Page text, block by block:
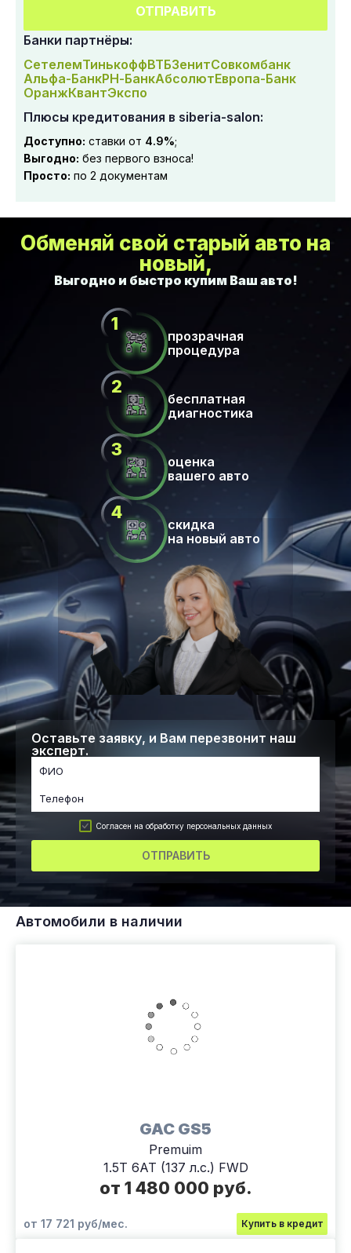
ОТПРАВИТЬ
Банки партнёры:
СетелемТинькоффВТБЗенитСовкомбанк
Альфа-БанкРН-БанкАбсолютЕвропа-Банк
ОранжКвантЭкспо
Плюсы кредитования в siberia-salon:
Доступно: ставки от 4.9%;
Выгодно: без первого взноса!
Просто: по 2 документам
Обменяй свой старый авто на
новый,
Оставьте заявку, и Вам перезвонит наш
эксперт.
Согласен на обработку персональных данных
ОТПРАВИТЬ
прозрачная
процедура
бесплатная
диагностика
оценка
вашего авто
скидка
на новый авто
Автомобили в наличии
GAC GS5
Premuim
1.5T 6АТ (137 л.с.) FWD
от 1 480 000 руб.
от 17 721 руб/мес. Купить в кредит